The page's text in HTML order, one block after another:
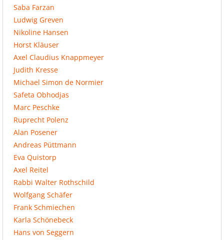
Saba Farzan
Ludwig Greven
Nikoline Hansen
Horst Kläuser
Axel Claudius Knappmeyer
Judith Kresse
Michael Simon de Normier
Safeta Obhodjas
Marc Peschke
Ruprecht Polenz
Alan Posener
Andreas Püttmann
Eva Quistorp
Axel Reitel
Rabbi Walter Rothschild
Wolfgang Schäfer
Frank Schmiechen
Karla Schönebeck
Hans von Seggern